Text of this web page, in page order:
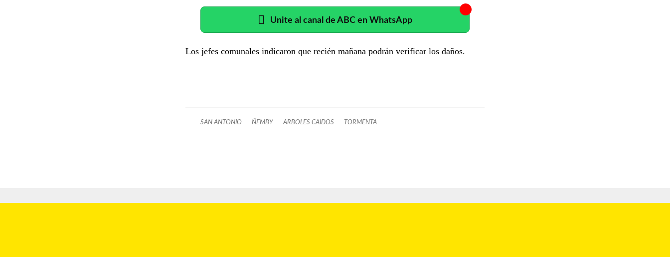
Unite al canal de ABC en WhatsApp
Los jefes comunales indicaron que recién mañana podrán verificar los daños.
SAN ANTONIO ÑEMBY ARBOLES CAIDOS TORMENTA